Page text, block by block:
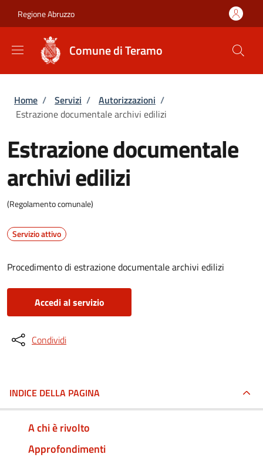
Regione Abruzzo
Comune di Teramo
Briciole di pane
Home / Servizi / Autorizzazioni /
Estrazione documentale archivi edilizi
Estrazione documentale
archivi edilizi
(Regolamento comunale)
Servizio attivo
Procedimento di estrazione documentale archivi edilizi
Accedi al servizio
Condividi
INDICE DELLA PAGINA
A chi è rivolto
Approfondimenti